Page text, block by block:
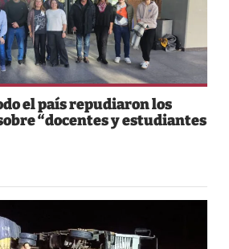
el país repudiaron los
“docentes y estudiantes